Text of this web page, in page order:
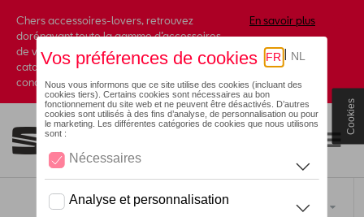
Chers accessoires-lovers, retrouvez
dorénavant toute la gamme d’accessoires
de votre marque préférée sous forme de
catalogue à commander auprès de votre
concessionaire.
En savoir plus
Cookies